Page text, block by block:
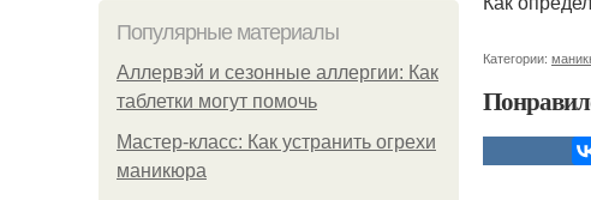
Популярные материалы
Аллервэй и сезонные аллергии: Как
таблетки могут помочь
Мастер-класс: Как устранить огрехи
маникюра
Категории: